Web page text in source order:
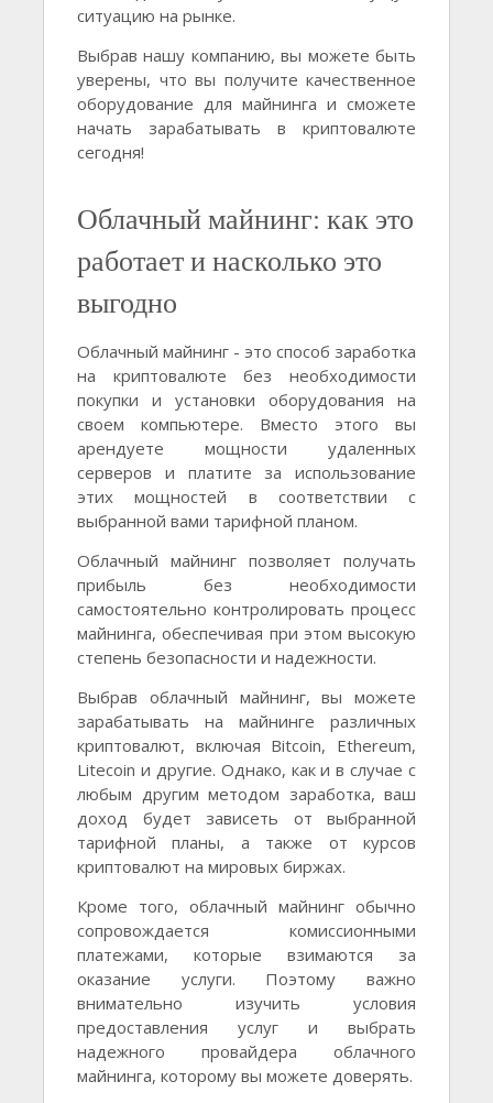
ситуацию на рынке.
Выбрав нашу компанию, вы можете быть
уверены, что вы получите качественное
оборудование для майнинга и сможете
начать зарабатывать в криптовалюте
сегодня!
Облачный майнинг: как это
работает и насколько это
выгодно
Облачный майнинг - это способ заработка
на криптовалюте без необходимости
покупки и установки оборудования на
своем компьютере. Вместо этого вы
арендуете мощности удаленных
серверов и платите за использование
этих мощностей в соответствии с
выбранной вами тарифной планом.
Облачный майнинг позволяет получать
прибыль без необходимости
самостоятельно контролировать процесс
майнинга, обеспечивая при этом высокую
степень безопасности и надежности.
Выбрав облачный майнинг, вы можете
зарабатывать на майнинге различных
криптовалют, включая Bitcoin, Ethereum,
Litecoin и другие. Однако, как и в случае с
любым другим методом заработка, ваш
доход будет зависеть от выбранной
тарифной планы, а также от курсов
криптовалют на мировых биржах.
Кроме того, облачный майнинг обычно
сопровождается комиссионными
платежами, которые взимаются за
оказание услуги. Поэтому важно
внимательно изучить условия
предоставления услуг и выбрать
надежного провайдера облачного
майнинга, которому вы можете доверять.